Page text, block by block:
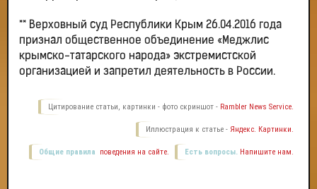
** Верховный суд Республики Крым 26.04.2016 года
признал общественное объединение «Меджлис
крымско-татарского народа» экстремистской
организацией и запретил деятельность в России.
Цитирование статьи, картинки - фото скриншот - Rambler News Service.
Иллюстрация к статье - Яндекс. Картинки.
Есть вопросы. Напишите нам.
Общие правила поведения на сайте.